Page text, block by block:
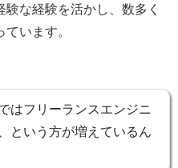
な経験を活かし、数多く
います。
はフリーランスエンジニ
という方が増えているん